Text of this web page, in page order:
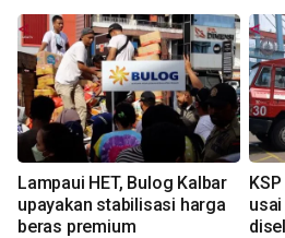
Lampaui HET, Bulog Kalbar
upayakan stabilisasi harga
beras premium